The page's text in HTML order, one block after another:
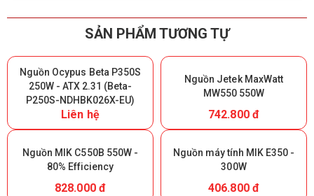
SẢN PHẨM TƯƠNG TỰ
Nguồn Ocypus Beta P350S
250W - ATX 2.31 (Beta-
P250S-NDHBK026X-EU)
Liên hệ
Nguồn Jetek MaxWatt
MW550 550W
742.800 đ
Nguồn MIK C550B 550W -
80% Efficiency
828.000 đ
Nguồn máy tính MIK E350 -
300W
406.800 đ